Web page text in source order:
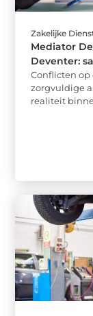
Zakelijke
Mediator
Deventer:
Conflicten op
zorgvuldige
realiteit